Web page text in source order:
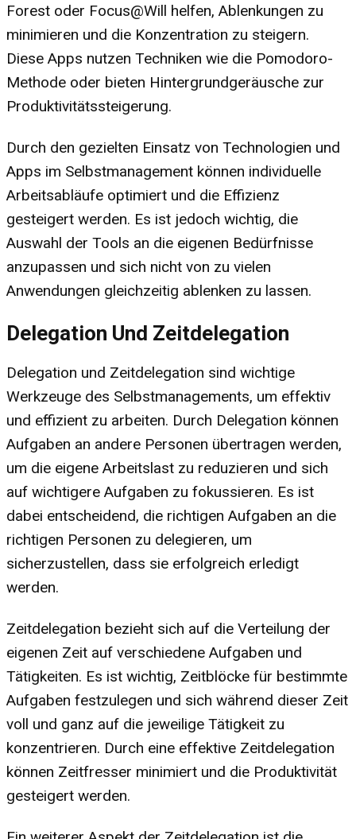
Forest oder Focus@Will helfen, Ablenkungen zu
minimieren und die Konzentration zu steigern.
Diese Apps nutzen Techniken wie die Pomodoro-
Methode oder bieten Hintergrundgeräusche zur
Produktivitätssteigerung.
Durch den gezielten Einsatz von Technologien und
Apps im Selbstmanagement können individuelle
Arbeitsabläufe optimiert und die Effizienz
gesteigert werden. Es ist jedoch wichtig, die
Auswahl der Tools an die eigenen Bedürfnisse
anzupassen und sich nicht von zu vielen
Anwendungen gleichzeitig ablenken zu lassen.
Delegation Und Zeitdelegation
Delegation und Zeitdelegation sind wichtige
Werkzeuge des Selbstmanagements, um effektiv
und effizient zu arbeiten. Durch Delegation können
Aufgaben an andere Personen übertragen werden,
um die eigene Arbeitslast zu reduzieren und sich
auf wichtigere Aufgaben zu fokussieren. Es ist
dabei entscheidend, die richtigen Aufgaben an die
richtigen Personen zu delegieren, um
sicherzustellen, dass sie erfolgreich erledigt
werden.
Zeitdelegation bezieht sich auf die Verteilung der
eigenen Zeit auf verschiedene Aufgaben und
Tätigkeiten. Es ist wichtig, Zeitblöcke für bestimmte
Aufgaben festzulegen und sich während dieser Zeit
voll und ganz auf die jeweilige Tätigkeit zu
konzentrieren. Durch eine effektive Zeitdelegation
können Zeitfresser minimiert und die Produktivität
gesteigert werden.